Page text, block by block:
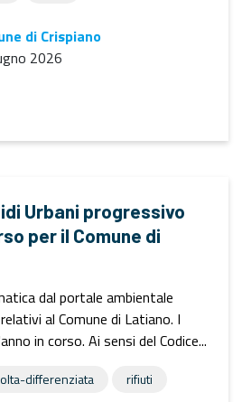
di Crispiano
2026
Urbani progressivo
per il Comune di
dal portale ambientale
al Comune di Latiano. I
in corso. Ai sensi del Codice...
differenziata rifiuti